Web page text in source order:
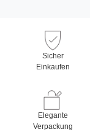
Sicher
Einkaufen
Elegante
Verpackung